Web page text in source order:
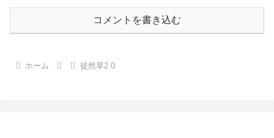
コメントを書き込む
ホーム 徒然草2.0